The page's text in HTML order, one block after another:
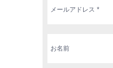
ー